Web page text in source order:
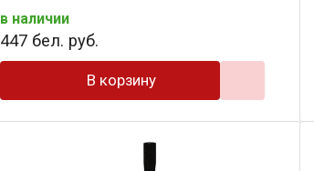
в наличии
447бел. руб.
В корзину